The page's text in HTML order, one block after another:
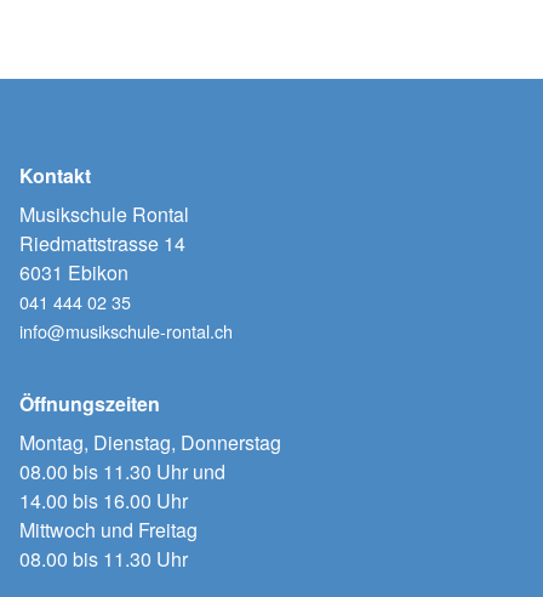
Kontakt
Musikschule Rontal
Riedmattstrasse 14
6031 Ebikon
041 444 02 35
info@musikschule-rontal.ch
Öffnungszeiten
Montag, Dienstag, Donnerstag
08.00 bis 11.30 Uhr und
14.00 bis 16.00 Uhr
Mittwoch und Freitag
08.00 bis 11.30 Uhr